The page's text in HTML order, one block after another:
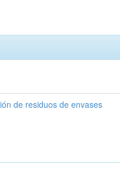
de residuos de envases